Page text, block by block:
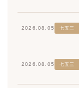
2026.08.05 七五三
2026.08.05 七五三